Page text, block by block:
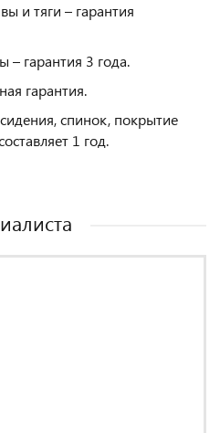
и тяги – гарантия
– гарантия 3 года.
гарантия.
спинок, покрытие
1 год.